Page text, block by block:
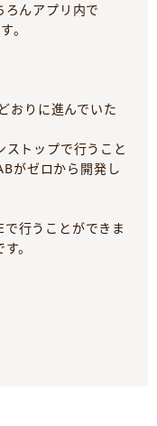
んアプリ内で
。
おりに進んでいた
トップで行うこと
がゼロから開発し
行うことができま
。